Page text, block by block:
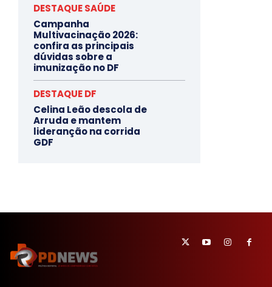
DESTAQUE SAÚDE
Campanha
Multivacinação 2026:
confira as principais
dúvidas sobre a
imunização no DF
DESTAQUE DF
Celina Leão descola de
Arruda e mantem
lideranção na corrida
GDF